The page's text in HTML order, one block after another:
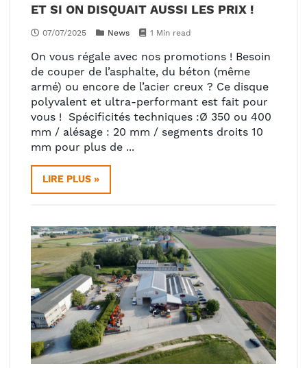
ET SI ON DISQUAIT AUSSI LES PRIX !
07/07/2025 News 1 Min read
On vous régale avec nos promotions ! Besoin
de couper de l’asphalte, du béton (même
armé) ou encore de l’acier creux ? Ce disque
polyvalent et ultra-performant est fait pour
vous ! Spécificités techniques :Ø 350 ou 400
mm / alésage : 20 mm / segments droits 10
mm pour plus de ...
LIRE PLUS »